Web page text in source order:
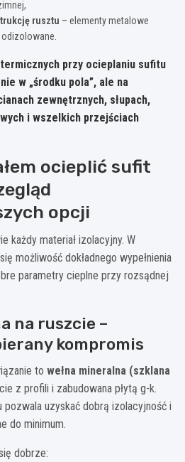
rusztu – elementy metalowe
przy ocieplaniu sufitu
w „środku pola”, ale na
zewnętrznych, słupach,
i wszelkich przejściach
ocieplić sufit
opcji
każdy materiał izolacyjny. W
możliwość dokładnego wypełnienia
parametry cieplne przy rozsądnej
na ruszcie –
kompromis
to wełna mineralna (szklana
z profili i zabudowana płytą g-k.
pozwala uzyskać dobrą izolacyjność i
do minimum.
dobrze: